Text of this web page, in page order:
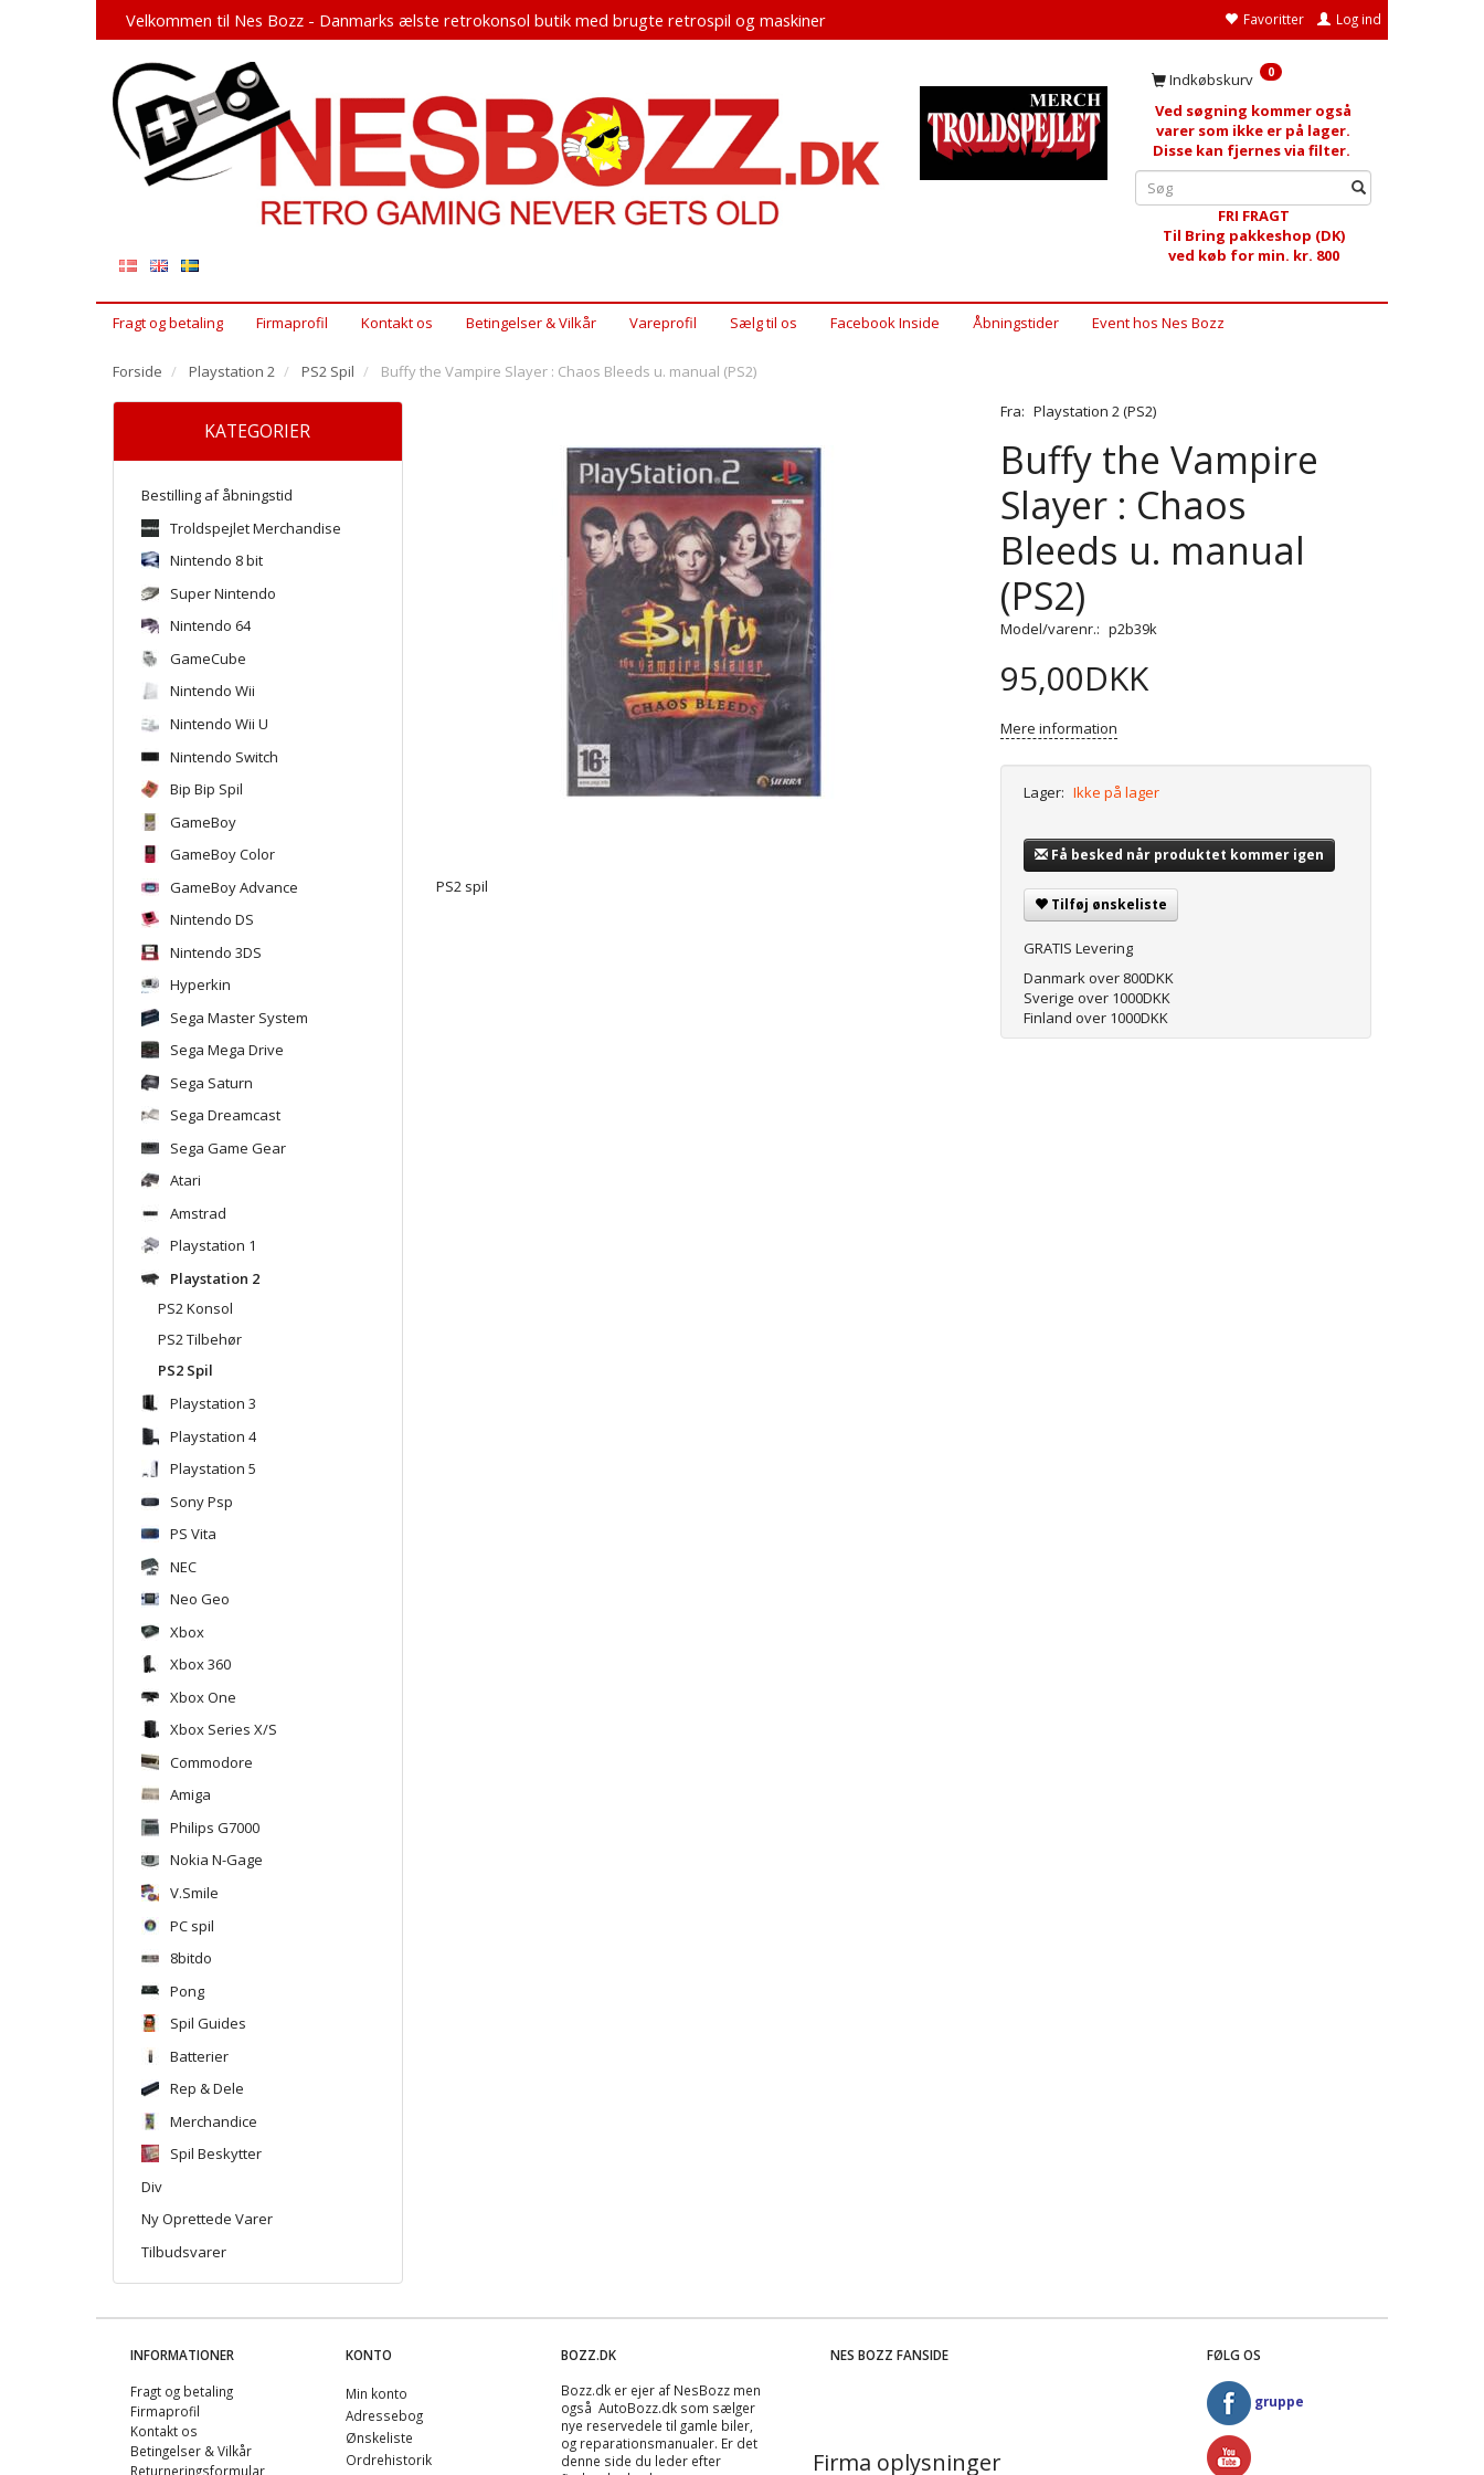
Favoritter Log ind
Velkommen til Nes Bozz - Danmarks ælste retrokonsol butik med brugte retrospil og maskiner
Indkøbskurv 0
Ved søgning kommer også
varer som ikke er på lager.
Disse kan fjernes via filter.
FRI FRAGT
Til Bring pakkeshop (DK)
ved køb for min. kr. 800
Fragt og betaling Firmaprofil Kontakt os Betingelser & Vilkår Vareprofil Sælg til os Facebook Inside Åbningstider Event hos Nes Bozz
Forside Playstation 2 PS2 Spil Buffy the Vampire Slayer : Chaos Bleeds u. manual (PS2)
KATEGORIER
Bestilling af åbningstid
Troldspejlet Merchandise
Nintendo 8 bit
Super Nintendo
Nintendo 64
GameCube
Nintendo Wii
Nintendo Wii U
Nintendo Switch
Bip Bip Spil
GameBoy
GameBoy Color
GameBoy Advance
Nintendo DS
Nintendo 3DS
Hyperkin
Sega Master System
Sega Mega Drive
Sega Saturn
Sega Dreamcast
Sega Game Gear
Atari
Amstrad
Playstation 1
Playstation 2
PS2 Konsol
PS2 Tilbehør
PS2 Spil
Playstation 3
Playstation 4
Playstation 5
Sony Psp
PS Vita
NEC
Neo Geo
Xbox
Xbox 360
Xbox One
Xbox Series X/S
Commodore
Amiga
Philips G7000
Nokia N-Gage
V.Smile
PC spil
8bitdo
Pong
Spil Guides
Batterier
Rep & Dele
Merchandice
Spil Beskytter
Div
Ny Oprettede Varer
Tilbudsvarer
PS2 spil
Fra: Playstation 2 (PS2)
Buffy the Vampire
Slayer : Chaos
Bleeds u. manual
(PS2)
Model/varenr.: p2b39k
95,00DKK
Mere information
Lager: Ikke på lager
Få besked når produktet kommer igen
Tilføj ønskeliste
GRATIS Levering
Danmark over 800DKK
Sverige over 1000DKK
Finland over 1000DKK
INFORMATIONER
Fragt og betaling
Firmaprofil
Kontakt os
Betingelser & Vilkår
Returneringsformular
KONTO
Min konto
Adressebog
Ønskeliste
Ordrehistorik
BOZZ.DK
Bozz.dk er ejer af NesBozz men
også AutoBozz.dk som sælger
nye reservedele til gamle biler,
og reparationsmanualer. Er det
denne side du leder efter
NES BOZZ FANSIDE
Firma oplysninger
FØLG OS
gruppe